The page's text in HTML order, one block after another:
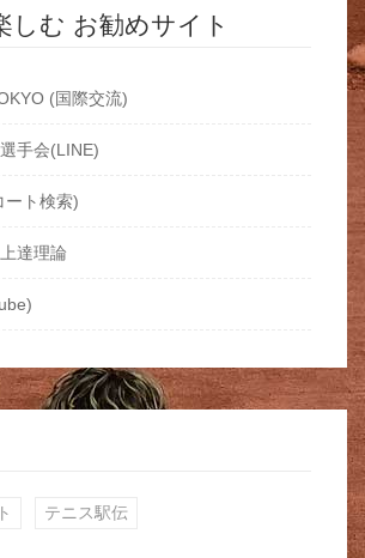
しむ お勧めサイト
(国際交流)
手会(LINE)
ート検索)
達理論
テニス駅伝